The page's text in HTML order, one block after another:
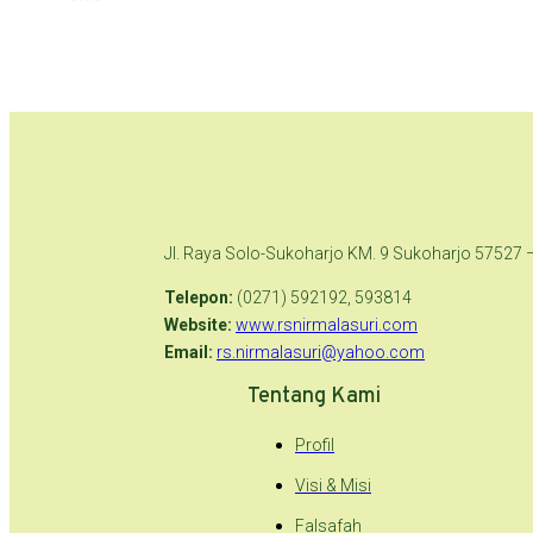
Jl. Raya Solo-Sukoharjo KM. 9 Sukoharjo 57527
Telepon: (0271) 592192, 593814
Website: www.rsnirmalasuri.com
Email: rs.nirmalasuri@yahoo.com
Tentang Kami
Profil
Visi & Misi
Falsafah